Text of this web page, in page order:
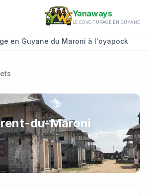
Yanaways
LE COVOITURAGE EN GUYANE
en Guyane du Maroni à l'oyapock
du-Maroni